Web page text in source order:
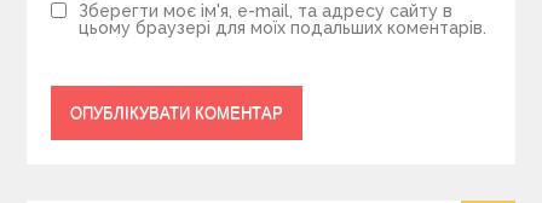
Зберегти моє ім'я, e-mail, та адресу сайту в
цьому браузері для моїх подальших коментарів.